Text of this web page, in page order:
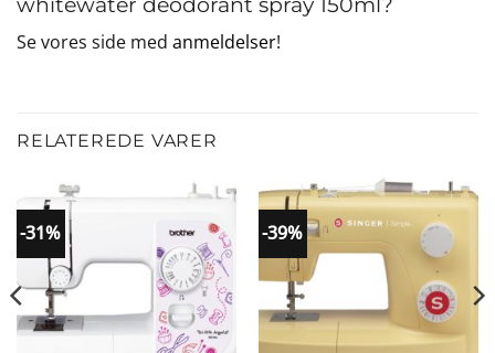
Se vores side med anmeldelser!
RELATEREDE VARER
-31% -39%